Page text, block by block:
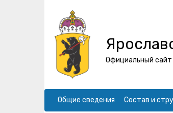
Официальный сайт
Общие сведения Состав и